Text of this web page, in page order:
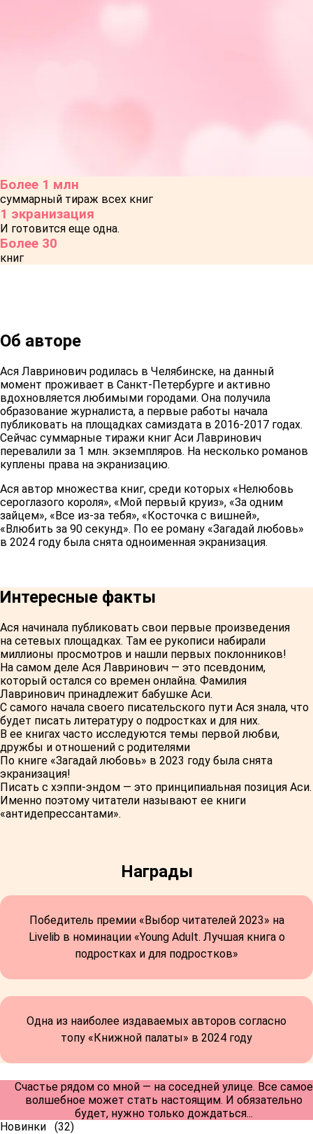
Более 1 млн
суммарный тираж всех книг
1 экранизация
И готовится еще одна.
Более 30
книг
Об авторе
Ася Лавринович родилась в Челябинске, на данный
момент проживает в Санкт-Петербурге и активно
вдохновляется любимыми городами. Она получила
образование журналиста, а первые работы начала
публиковать на площадках самиздата в 2016-2017 годах.
Сейчас суммарные тиражи книг Аси Лавринович
перевалили за 1 млн. экземпляров. На несколько романов
куплены права на экранизацию.
Ася автор множества книг, среди которых «Нелюбовь
сероглазого короля», «Мой первый круиз», «За одним
зайцем», «Все из-за тебя», «Косточка с вишней»,
«Влюбить за 90 секунд». По ее роману «Загадай любовь»
в 2024 году была снята одноименная экранизация.
Интересные факты
Ася начинала публиковать свои первые произведения
на сетевых площадках. Там ее рукописи набирали
миллионы просмотров и нашли первых поклонников!
На самом деле Ася Лавринович — это псевдоним,
который остался со времен онлайна. Фамилия
Лавринович принадлежит бабушке Аси.
С самого начала своего писательского пути Ася знала, что
будет писать литературу о подростках и для них.
В ее книгах часто исследуются темы первой любви,
дружбы и отношений с родителями
По книге «Загадай любовь» в 2023 году была снята
экранизация!
Писать с хэппи-эндом — это принципиальная позиция Аси.
Именно поэтому читатели называют ее книги
«антидепрессантами».
Награды
Победитель премии «Выбор читателей 2023» на
Livelib в номинации «Young Adult. Лучшая книга о
подростках и для подростков»
Одна из наиболее издаваемых авторов согласно
топу «Книжной палаты» в 2024 году
Счастье рядом со мной — на соседней улице. Все самое
волшебное может стать настоящим. И обязательно
будет, нужно только дождаться...
Новинки (32)